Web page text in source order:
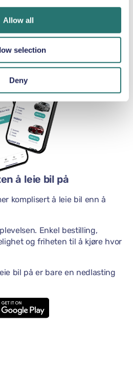
Allow all
selection
Deny
fra mobilen
appen vår.
dokumentene dine
å leie bil på
komplisert å leie bil enn å
Enkel bestilling,
og friheten til å kjøre hvor
bil på er bare en nedlasting